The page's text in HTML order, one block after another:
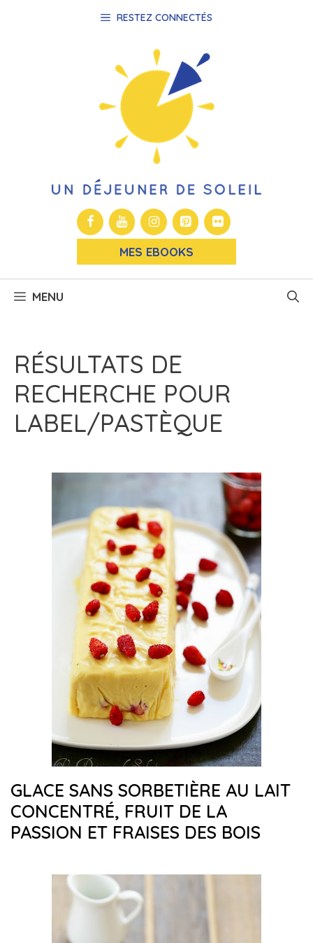
RESTEZ CONNECTÉS
MES EBOOKS
MENU
RÉSULTATS DE
RECHERCHE POUR
LABEL/PASTÈQUE
GLACE SANS SORBETIÈRE AU LAIT
CONCENTRÉ, FRUIT DE LA
PASSION ET FRAISES DES BOIS